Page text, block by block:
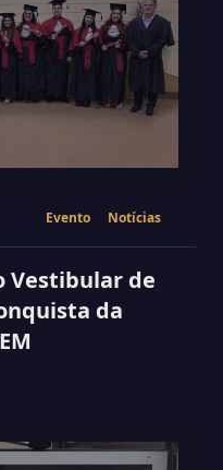
Evento Notícias
Vestibular de
da